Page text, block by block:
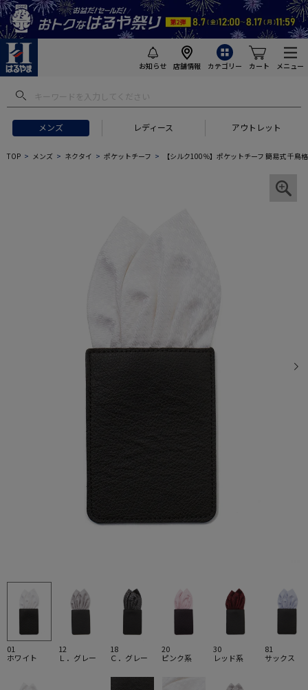
お知らせ 店舗情報 カテゴリー カート メニュー
メンズ レディース アウトレット
TOP メンズ ネクタイ ポケットチーフ 【シルク100％】ポケットチーフ 簡易式 千鳥
01
ホワイト
12
Ｌ．グレー
18
Ｃ．グレー
20
ピンク系
30
レッド系
81
サックス